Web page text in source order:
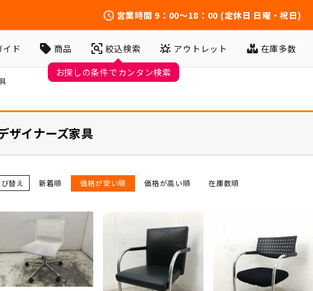
営業時間 9：00～18：00 (定休日 日曜・祝日)
イド 商品
絞込検索
お探しの条件でカンタン検索
アウトレット 在庫多数
ザイナーズ家具
替え 新着順 価格が安い順 価格が高い順 在庫数順